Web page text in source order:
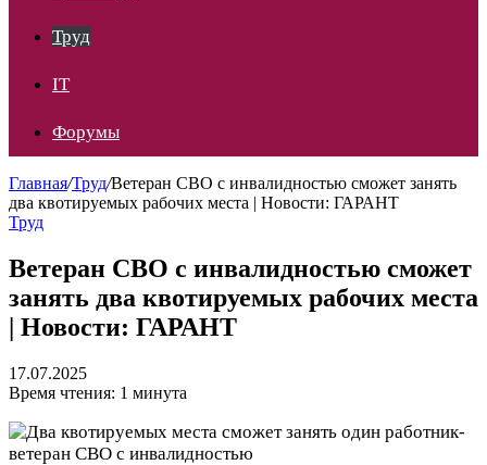
Труд
IT
Форумы
Главная/Труд/Ветеран СВО с инвалидностью сможет занять
два квотируемых рабочих места | Новости: ГАРАНТ
Труд
Ветеран СВО с инвалидностью сможет
занять два квотируемых рабочих места
| Новости: ГАРАНТ
17.07.2025
Время чтения: 1 минута